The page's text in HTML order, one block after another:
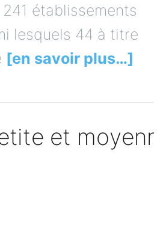
241 établissements
lesquels 44 à titre
[en savoir plus…]